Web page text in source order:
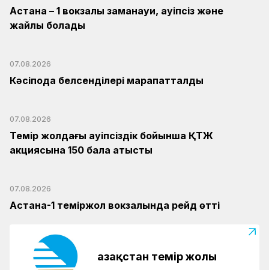
Астана – 1 вокзалы заманауи, қауіпсіз және
жайлы болады
07.08.2026
Кәсіподақ белсенділері марапатталды
07.08.2026
Темір жолдағы қауіпсіздік бойынша ҚТЖ
акциясына 150 бала қатысты
07.08.2026
Астана-1 теміржол вокзалында рейд өтті
Қазақстан темір жолы